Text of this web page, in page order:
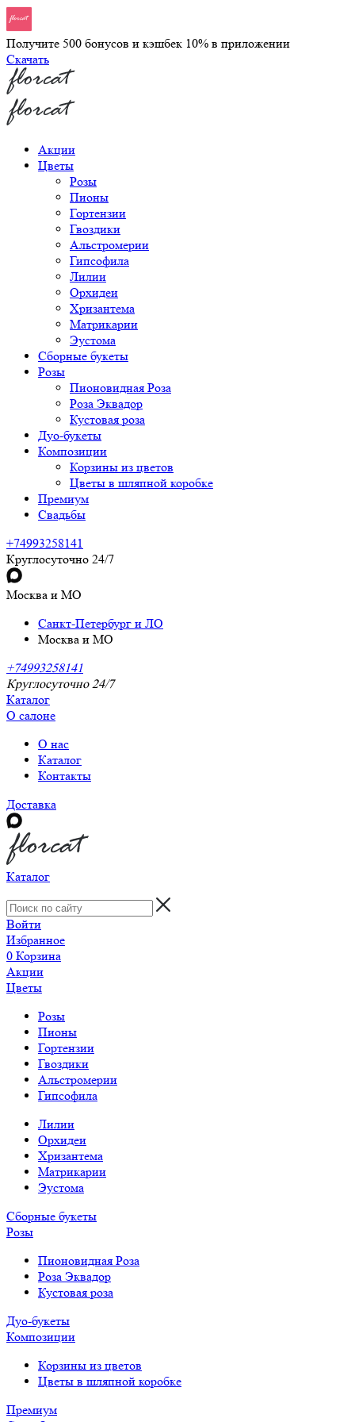
Получите 500 бонусов и кэшбек 10% в приложении
Скачать
Акции
Цветы
Розы
Пионы
Гортензии
Гвоздики
Альстромерии
Гипсофила
Лилии
Орхидеи
Хризантема
Матрикарии
Эустома
Сборные букеты
Розы
Пионовидная Роза
Роза Эквадор
Кустовая роза
Дуо-букеты
Композиции
Корзины из цветов
Цветы в шляпной коробке
Премиум
Свадьбы
+74993258141
Круглосуточно 24/7
Москва и МО
Санкт-Петербург и ЛО
Москва и МО
+74993258141
Круглосуточно 24/7
Каталог
О салоне
О нас
Каталог
Контакты
Доставка
Каталог
Войти
Избранное
0 Корзина
Акции
Цветы
Розы
Пионы
Гортензии
Гвоздики
Альстромерии
Гипсофила
Лилии
Орхидеи
Хризантема
Матрикарии
Эустома
Сборные букеты
Розы
Пионовидная Роза
Роза Эквадор
Кустовая роза
Дуо-букеты
Композиции
Корзины из цветов
Цветы в шляпной коробке
Премиум